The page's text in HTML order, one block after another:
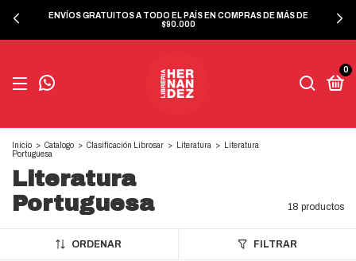
ENVÍOS GRATUITOS A TODO EL PAÍS EN COMPRAS DE MÁS DE
$90.000
0
Inicio > Catalogo > Clasificación Librosar > Literatura >
Literatura
Portuguesa
Literatura
Portuguesa
18 productos
ORDENAR FILTRAR